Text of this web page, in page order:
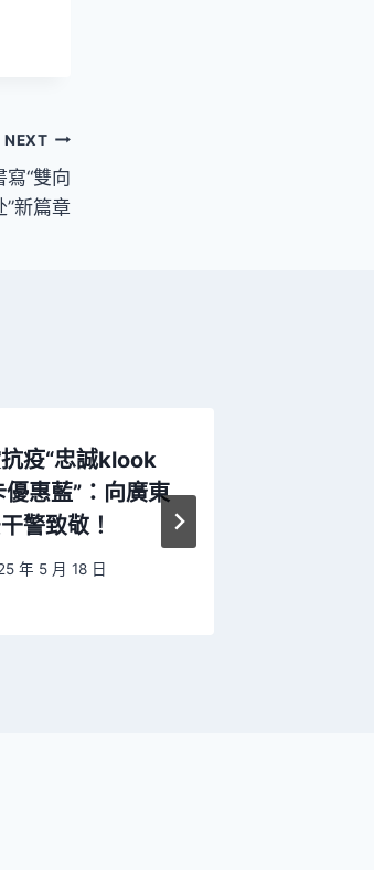
NEXT
“雙向
”新篇章
疫“忠誠klook
惠藍”：向廣東
警致敬！
年 5 月 18 日